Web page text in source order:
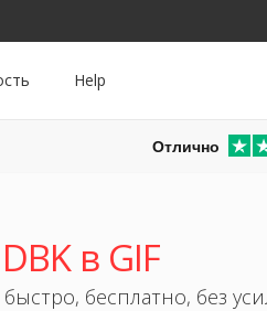
Help
Отлично
в GIF
бесплатно, без